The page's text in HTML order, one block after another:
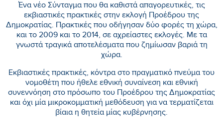
Ένα νέο Σύνταγμα που θα καθιστά απαγορευτικές, τις
εκβιαστικές πρακτικές στην εκλογή Προέδρου της
Δημοκρατίας. Πρακτικές που οδήγησαν δύο φορές τη χώρα,
και το 2009 και το 2014, σε αχρείαστες εκλογές. Με τα
γνωστά τραγικά αποτελέσματα που ζημίωσαν βαριά τη
χώρα.
Εκβιαστικές πρακτικές, κόντρα στο πραγματικό πνεύμα του
νομοθέτη που ήθελε εθνική συναίνεση και εθνική
συνεννόηση στο πρόσωπο του Προέδρου της Δημοκρατίας
και όχι μία μικροκομματική μεθόδευση για να τερματίζεται
βίαια η θητεία μίας κυβέρνησης.